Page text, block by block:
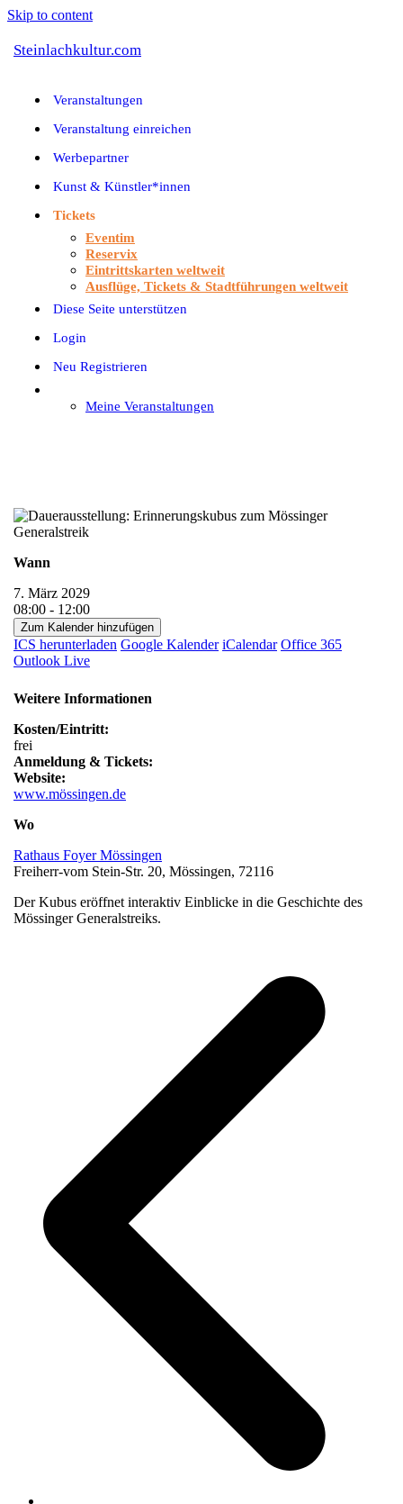
Skip to content
Steinlachkultur.com
Veranstaltungen
Veranstaltung einreichen
Werbepartner
Kunst & Künstler*innen
Tickets
Eventim
Reservix
Eintrittskarten weltweit
Ausflüge, Tickets & Stadtführungen weltweit
Diese Seite unterstützen
Login
Neu Registrieren
Meine Veranstaltungen
Wann
7. März 2029
08:00 - 12:00
Zum Kalender hinzufügen
ICS herunterladen Google Kalender iCalendar Office 365
Outlook Live
Weitere Informationen
Kosten/Eintritt:
frei
Anmeldung & Tickets:
Website:
www.mössingen.de
Wo
Rathaus Foyer Mössingen
Freiherr-vom Stein-Str. 20, Mössingen, 72116
Der Kubus eröffnet interaktiv Einblicke in die Geschichte des
Mössinger Generalstreiks.